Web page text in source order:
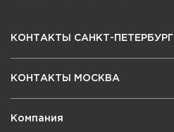
КОНТАКТЫ САНКТ-ПЕТЕРБУРГ
КОНТАКТЫ МОСКВА
Компания